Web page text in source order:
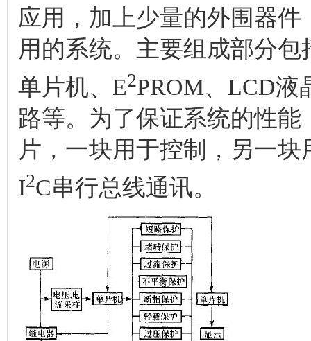
应用，加上少量的外围器
用的系统。主要组成部分
单片机、E2PROM、LCD液
路等。为了保证系统的性能
片，一块用于控制，另一
I2C串行总线通讯。